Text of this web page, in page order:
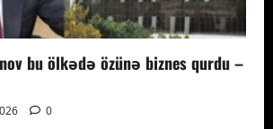
bu ölkədə özünə biznes qurdu –
0